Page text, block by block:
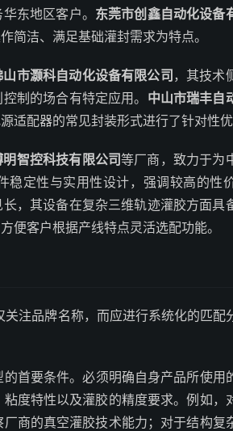
东地区客户。 东莞市创鑫自动化设备
简洁、满足基础灌封需求为特点。
山市灏科自动化设备有限公司 ，其技术
制的场合有特定应用。 中山市瑞丰自
适配器的常见封装形式进行了针对性优
明智控科技有限公司等厂商，致力于为
定性与实用性设计，强调较高的性
，其设备在复杂三维轨迹灌胶方面具
便客户根据产线特点灵活选配功能。
注品牌名称，而应进行系统化的匹配
的首要条件。必须明确自身产品所使用
度特性以及灌胶的精度要求。例如，
商的真空灌胶技术能力；对于结构复